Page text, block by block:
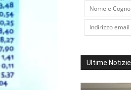
Ultime Notizie